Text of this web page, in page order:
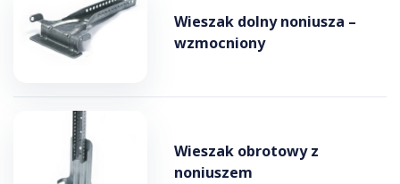
Wieszak dolny noniusza –
wzmocniony
Wieszak obrotowy z
noniuszem